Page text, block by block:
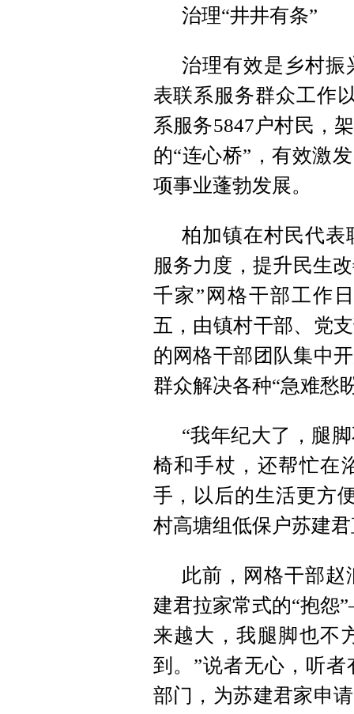
治理“井井有条”
治理有效是乡村振
表联系服务群众工作
系服务5847户村民，
的“连心桥”，有效激
项事业蓬勃发展。
柏加镇在村民代表
服务力度，提升民生
千家”网格干部工作
五，由镇村干部、党
的网格干部团队集中
群众解决各种“急难愁
“我年纪大了，腿
椅和手杖，还帮忙在
手，以后的生活更方
村高塘组低保户苏建
此前，网格干部
建君拉家常式的“抱
来越大，我腿脚也不
到。”说者无心，听
部门，为苏建君家申